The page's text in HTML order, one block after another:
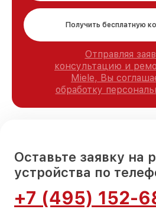
Получить бесплатную
Отправляя
консультацию и
Miele, Вы
обработку
Оставьте заявку на
устройства по
+7 (495) 152-